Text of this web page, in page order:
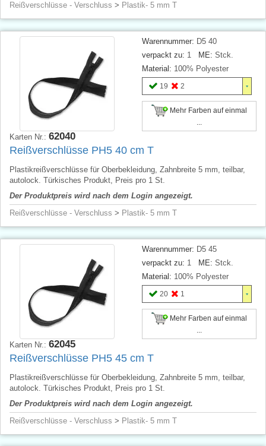
Reißverschlüsse - Verschluss > Plastik- 5 mm T
Warennummer: D5 40
verpackt zu: 1 ME: Stck.
Material: 100% Polyester
19 2
Mehr Farben auf einmal
Karten Nr.: 62040
Reißverschlüsse PH5 40 cm T
Plastikreißverschlüsse für Oberbekleidung, Zahnbreite 5 mm, teilbar,
autolock. Türkisches Produkt, Preis pro 1 St.
Der Produktpreis wird nach dem Login angezeigt.
Reißverschlüsse - Verschluss > Plastik- 5 mm T
Warennummer: D5 45
verpackt zu: 1 ME: Stck.
Material: 100% Polyester
20 1
Mehr Farben auf einmal
Karten Nr.: 62045
Reißverschlüsse PH5 45 cm T
Plastikreißverschlüsse für Oberbekleidung, Zahnbreite 5 mm, teilbar,
autolock. Türkisches Produkt, Preis pro 1 St.
Der Produktpreis wird nach dem Login angezeigt.
Reißverschlüsse - Verschluss > Plastik- 5 mm T